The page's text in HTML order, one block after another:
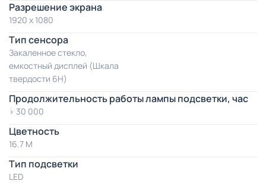
Разрешение экрана
1920 x 1080
Тип сенсора
Закаленное стекло,
емкостный дисплей (Шкала
твердости 6H)
Продолжительность работы лампы подсветки, час
> 30 000
Цветность
16.7 M
Тип подсветки
LED